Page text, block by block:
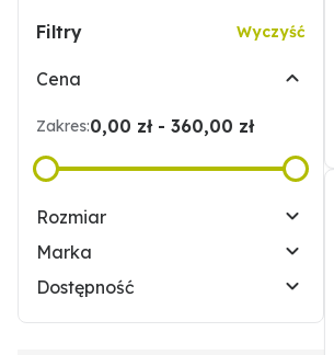
Filtry Wyczyść
Cena
Zakres:0,00 zł - 360,00 zł
Rozmiar
Marka
Dostępność